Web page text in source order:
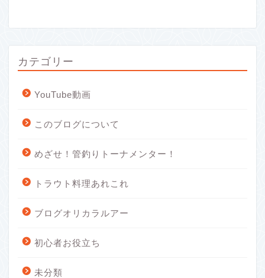
カテゴリー
YouTube動画
このブログについて
めざせ！管釣りトーナメンター！
トラウト料理あれこれ
ブログオリカラルアー
初心者お役立ち
未分類